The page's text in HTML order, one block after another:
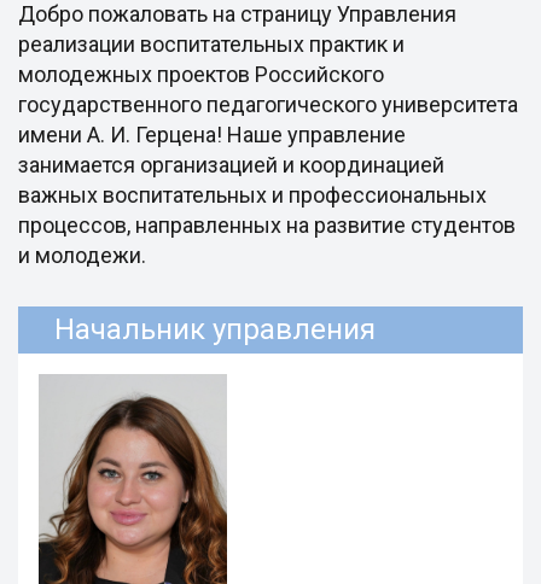
Добро пожаловать на страницу Управления
реализации воспитательных практик и
молодежных проектов Российского
государственного педагогического университета
имени А. И. Герцена! Наше управление
занимается организацией и координацией
важных воспитательных и профессиональных
процессов, направленных на развитие студентов
и молодежи.
Начальник управления